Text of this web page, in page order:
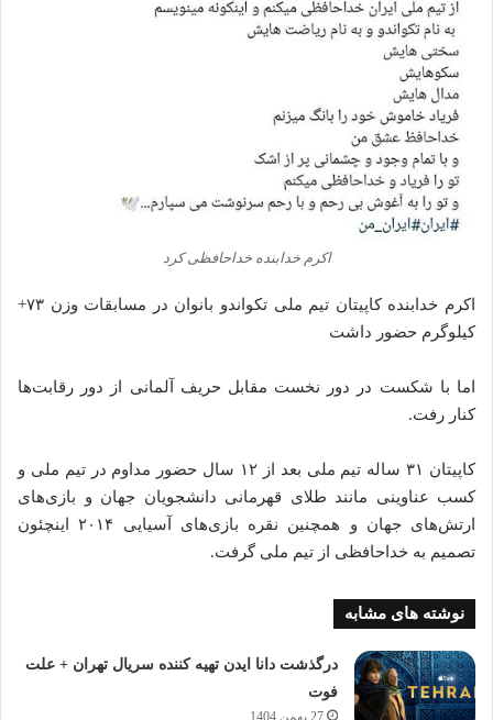
اکرم خدابنده خداحافظی کرد
اکرم خدابنده کاپیتان تیم ملی تکواندو بانوان در مسابقات وزن ۷۳+
کیلوگرم حضور داشت
اما با شکست در دور نخست مقابل حریف آلمانی از دور رقابت‌ها
کنار رفت.
کاپیتان ۳۱ ساله تیم ملی بعد از ۱۲ سال حضور مداوم در تیم ملی و
کسب عناوینی مانند طلای قهرمانی دانشجویان جهان و بازی‌های
ارتش‌های جهان و همچنین نقره بازی‌های آسیایی ۲۰۱۴ اینچئون
تصمیم به خداحافظی از تیم ملی گرفت.
نوشته های مشابه
درگذشت دانا ایدن تهیه کننده سریال تهران + علت
فوت